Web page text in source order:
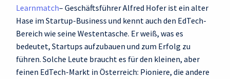
Learnmatch– Geschäftsführer Alfred Hofer ist ein alter
Hase im Startup-Business und kennt auch den EdTech-
Bereich wie seine Westentasche. Er weiß, was es
bedeutet, Startups aufzubauen und zum Erfolg zu
führen. Solche Leute braucht es für den kleinen, aber
feinen EdTech-Markt in Österreich: Pioniere, die andere